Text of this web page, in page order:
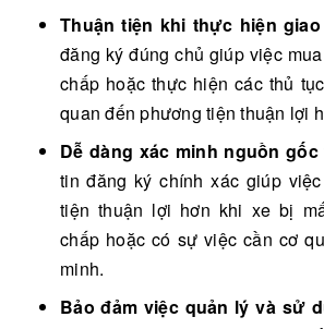
Thuận tiện khi thực hiện
đăng ký đúng chủ giúp việc
chấp hoặc thực hiện các thủ
quan đến phương tiện thuận lợi
Dễ dàng xác minh nguồn
tin đăng ký chính xác giúp
tiện thuận lợi hơn khi xe bị
chấp hoặc có sự việc cần cơ
minh.
Bảo đảm việc quản lý và sử